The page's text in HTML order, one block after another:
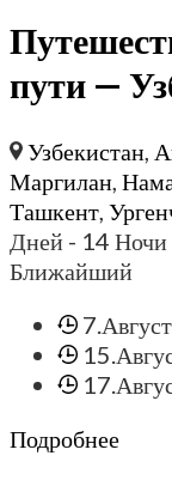
пути —
Узбекистан
Маргилан
Ташкент
Дней - 14 Ночи
Ближайший
Подробнее